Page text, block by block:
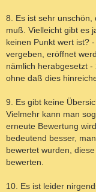
8. Es ist sehr
muß. Vielleicht gibt es
keinen Punkt wert ist?
vergeben, eröffnet
nämlich herabgesetzt
ohne daß dies
9. Es gibt keine
Vielmehr kann man
erneute Bewertung
bedeutend besser,
bewertet wurden,
bewerten.
10. Es ist leider